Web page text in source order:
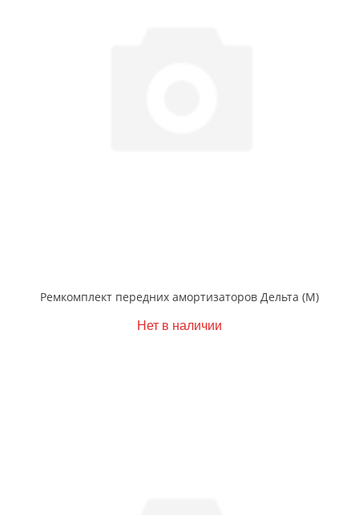
Ремкомплект передних амортизаторов Дельта (М)
Нет в наличии